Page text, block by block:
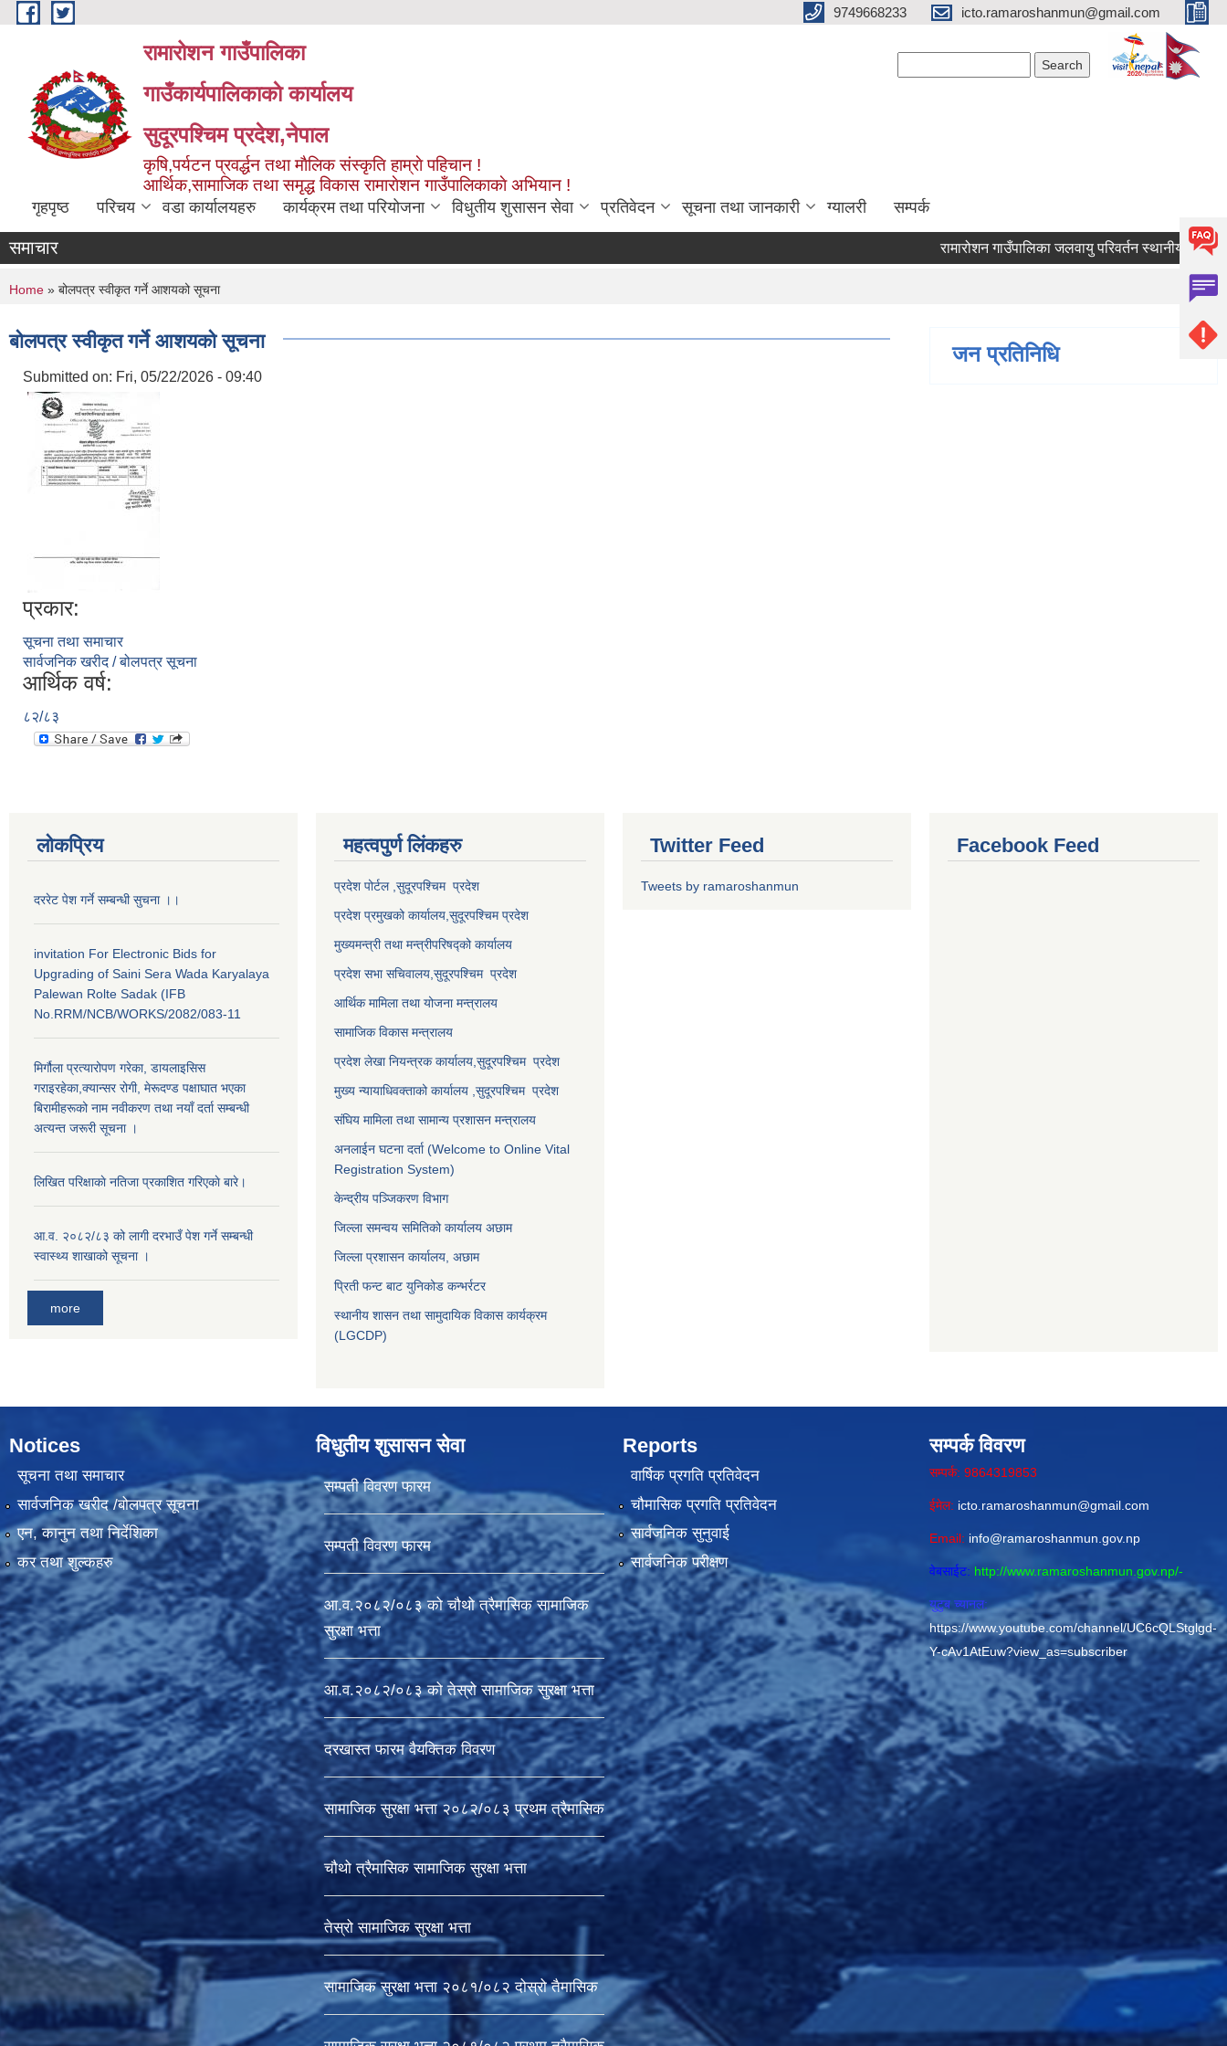
Skip to main content 9749668233 icto.ramaroshanmun@gmail.com
रामारोशन गाउँपालिका
गाउँकार्यपालिकाकाे कार्यालय
सुदूरपश्चिम प्रदेश,नेपाल
कृषि,पर्यटन प्रवर्द्धन तथा माैलिक संस्कृति हाम्राे पहिचान !
आर्थिक,सामाजिक तथा समृद्ध विकास रामाराेशन गाउँपालिकाकाे अभियान !
गृहपृष्ठ परिचय वडा कार्यालयहरु कार्यक्रम तथा परियोजना विधुतीय शुसासन सेवा प्रतिवेदन सूचना तथा जानकारी ग्यालरी सम्पर्क
समाचार रामारोशन गाउँपालिका जलवायु परिवर्तन स्थानीय अनुकूलन
You are here
Home » बोलपत्र स्वीकृत गर्ने आशयको सूचना
बोलपत्र स्वीकृत गर्ने आशयको सूचना
Submitted on: Fri, 05/22/2026 - 09:40
प्रकार:
सूचना तथा समाचार
सार्वजनिक खरीद / बोलपत्र सूचना
आर्थिक वर्ष:
८२/८३
जन प्रतिनिधि
लोकप्रिय
दररेट पेश गर्ने सम्बन्धी सुचना ।।
invitation For Electronic Bids for
Upgrading of Saini Sera Wada Karyalaya
Palewan Rolte Sadak (IFB
No.RRM/NCB/WORKS/2082/083-11
मिर्गौला प्रत्यारोपण गरेका, डायलाइसिस
गराइरहेका,क्यान्सर रोगी, मेरूदण्ड पक्षाघात भएका
बिरामीहरूको नाम नवीकरण तथा नयाँ दर्ता सम्बन्धी
अत्यन्त जरूरी सूचना ।
लिखित परिक्षाकाे नतिजा प्रकाशित गरिएकाे बारे।
आ.व. २०८२/८३ को लागी दरभाउँ पेश गर्ने सम्बन्धी
स्वास्थ्य शाखाको सूचना ।
more
महत्वपुर्ण लि‌ंकहरु
प्रदेश पोर्टल ,सुदूरपश्चिम प्रदेश
प्रदेश प्रमुखको कार्यालय, सुदूरपश्चिमप्रदेश
मुख्यमन्त्री तथा मन्त्रीपरिषद्को कार्यालय
प्रदेश सभा सचिवालय, सुदूरपश्चिम प्रदेश
आर्थिक मामिला तथा योजना मन्त्रालय
सामाजिक विकास मन्त्रालय
प्रदेश लेखा नियन्त्रक कार्यालय, सुदूरपश्चिम प्रदेश
मुख्य न्यायाधिवक्ताको कार्यालय , सुदूरपश्चिम प्रदेश
संघिय मामिला तथा सामान्य प्रशासन मन्त्रालय
अनलाईन घटना दर्ता (Welcome to Online Vital
Registration System)
केन्द्रीय पञ्जिकरण विभाग
जिल्ला समन्वय समितिको कार्यालय अछाम
जिल्ला प्रशासन कार्यालय, अछाम
प्रिती फन्ट बाट युनिकोड कन्भर्रटर
स्थानीय शासन तथा सामुदायिक विकास कार्यक्रम
(LGCDP)
Twitter Feed
Tweets by ramaroshanmun
Facebook Feed
Notices
सूचना तथा समाचार
सार्वजनिक खरीद /बोलपत्र सूचना
एन, कानुन तथा निर्देशिका
कर तथा शुल्कहरु
विधुतीय शुसासन सेवा
सम्पती विवरण फारम
सम्पती विवरण फारम
आ.व.२०८२/०८३ को चौथो त्रैमासिक सामाजिक
सुरक्षा भत्ता
आ.व.२०८२/०८३ को तेस्रो सामाजिक सुरक्षा भत्ता
दरखास्त फारम वैयक्तिक विवरण
सामाजिक सुरक्षा भत्ता २०८२/०८३ प्रथम त्रैमासिक
चौथो त्रैमासिक सामाजिक सुरक्षा भत्ता
तेस्रो सामाजिक सुरक्षा भत्ता
सामाजिक सुरक्षा भत्ता २०८१/०८२ दोस्रो तैमासिक
Reports
वार्षिक प्रगति प्रतिवेदन
चौमासिक प्रगति प्रतिवेदन
सार्वजनिक सुनुवाई
सार्वजनिक परीक्षण
सम्पर्क विवरण
सम्पर्क: 9864319853
ईमेल: icto.ramaroshanmun@gmail.com
Email: info@ramaroshanmun.gov.np
वेबसाईट: http://www.ramaroshanmun.gov.np/-
युटुब च्यानल:
https://www.youtube.com/channel/UC6cQLStglgd-
Y-cAv1AtEuw?view_as=subscriber